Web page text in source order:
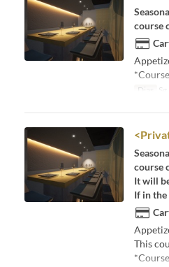
course
Dias
course
It will
If in the
This